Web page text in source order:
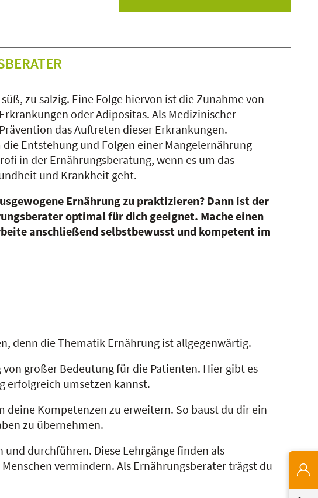
zu salzig. Eine Folge hiervon ist die Zunahme von
oder Adipositas. Als Medizinischer
das Auftreten dieser Erkrankungen.
Entstehung und Folgen einer Mangelernährung
in der Ernährungsberatung, wenn es um das
und Krankheit geht.
Ernährung zu praktizieren? Dann ist der
optimal für dich geeignet. Mache einen
anschließend selbstbewusst und kompetent im
denn die Thematik Ernährung ist allgegenwärtig.
großer Bedeutung für die Patienten. Hier gibt es
erfolgreich umsetzen kannst.
deine Kompetenzen zu erweitern. So baust du dir ein
zu übernehmen.
und durchführen. Diese Lehrgänge finden als
vermindern. Als Ernährungsberater trägst du